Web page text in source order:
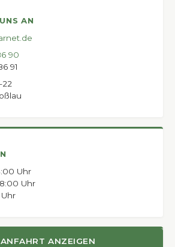
AN
90
91
22
Uhr
Uhr
ANZEIGEN